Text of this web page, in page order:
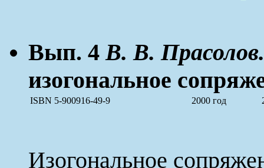
Вып. 4 В. В. Прасолов.
изогональное
ISBN 5-900916-49-9 2000 год
Изогональное